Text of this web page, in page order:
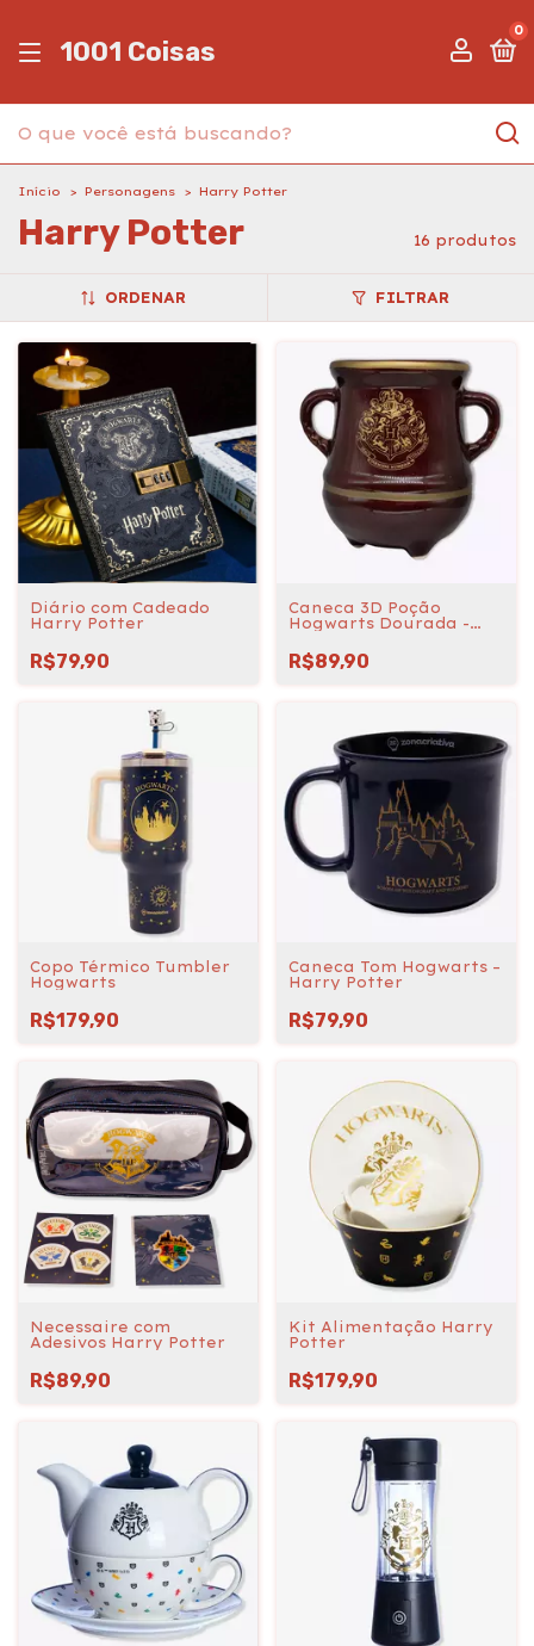
1001 Coisas
0
Início > Personagens > Harry Potter
Harry Potter 16 produtos
ORDENAR FILTRAR
Diário com Cadeado
Harry Potter
R$79,90
Caneca 3D Poção
Hogwarts Dourada -
R$89,90
Copo Térmico Tumbler
Hogwarts
R$179,90
Caneca Tom Hogwarts –
Harry Potter
R$79,90
Necessaire com
Adesivos Harry Potter
R$89,90
Kit Alimentação Harry
Potter
R$179,90